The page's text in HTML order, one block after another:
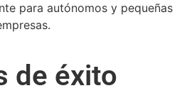
para autónomos y pequeñas
de éxito